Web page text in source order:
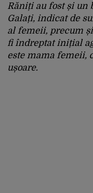
Răniți au fost și un
Galați, indicat de
al femeii, precum
fi îndreptat inițial
este mama femeii,
ușoare.